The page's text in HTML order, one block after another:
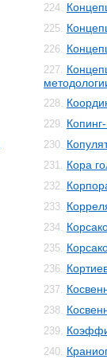
224.
225.
226.
227.
228.
229.
230.
231. Кора
232.
233.
234.
235.
236.
237.
238.
239.
240.